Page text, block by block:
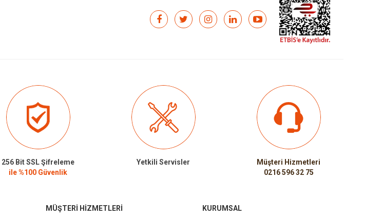
256 Bit SSL Şifreleme
ile %100 Güvenlik
Yetkili Servisler
Müşteri Hizmetleri
0216 596 32 75
MÜŞTERI HIZMETLERI
KURUMSAL